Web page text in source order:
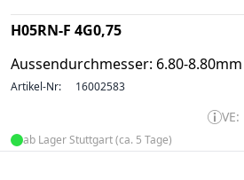
H05RN-F 4G0,75
Aussendurchmesser: 6.80-8.80mm
Artikel-Nr: 16002583
ab Lager Stuttgart (ca. 5 Tage)